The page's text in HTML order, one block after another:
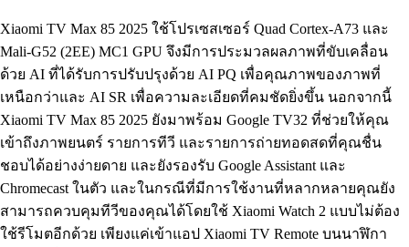
Xiaomi TV Max 85 2025 ใช้โปรเซสเซอร์ Quad Cortex-A73 และ
Mali-G52 (2EE) MC1 GPU จึงมีการประมวลผลภาพที่ขับเคลื่อน
ด้วย AI ที่ได้รับการปรับปรุงด้วย AI PQ เพื่อคุณภาพของภาพที่
เหนือกว่าและ AI SR เพื่อความละเอียดที่คมชัดยิ่งขึ้น นอกจากนี้
Xiaomi TV Max 85 2025 ยังมาพร้อม Google TV32 ที่ช่วยให้คุณ
เข้าถึงภาพยนตร์ รายการทีวี และรายการถ่ายทอดสดที่คุณชื่น
ชอบได้อย่างง่ายดาย และยังรองรับ Google Assistant และ
Chromecast ในตัว และในกรณีที่มีการใช้งานที่หลากหลายคุณยัง
สามารถควบคุมทีวีของคุณได้โดยใช้ Xiaomi Watch 2 แบบไม่ต้อง
ใช้รีโมตอีกด้วย เพียงแค่เข้าแอป Xiaomi TV Remote บนนาฬิกา